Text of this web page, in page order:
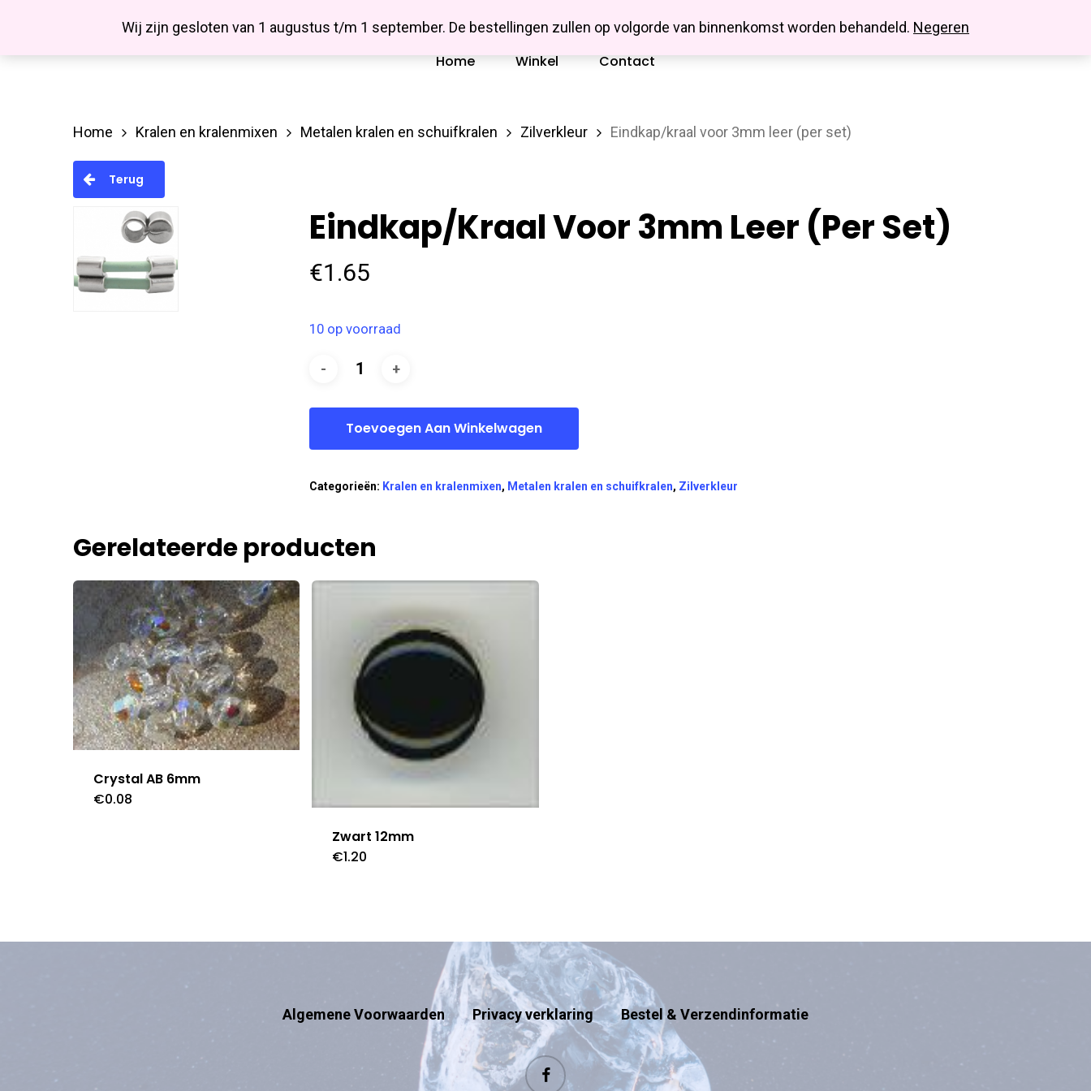
Wij zijn gesloten van 1 augustus t/m 1 september. De bestellingen zullen op volgorde van binnenkomst worden behandeld. Negeren
Hit enter to search or ESC to close
Missbluesieraden
Facebook
Home Winkel Contact
Home Kralen en kralenmixen Metalen kralen en schuifkralen Zilverkleur Eindkap/kraal voor 3mm leer (per set)
Terug
Eindkap/kraal Voor 3mm Leer (per Set)
€1.65
10 op voorraad
Toevoegen Aan Winkelwagen
Categorieën: Kralen en kralenmixen, Metalen kralen en schuifkralen, Zilverkleur
Gerelateerde producten
Crystal AB 6mm
€0.08
Zwart 12mm
€1.20
Algemene Voorwaarden Privacy verklaring Bestel & Verzendinformatie
facebook